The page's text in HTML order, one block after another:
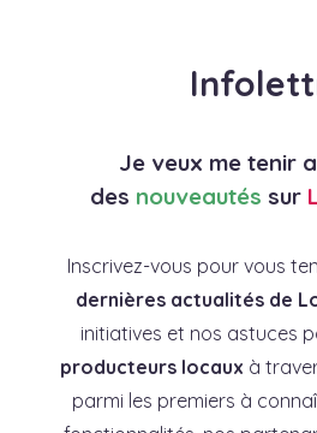
Je veux me tenir
des nouveautés sur
Inscrivez-vous pour vous
dernières actualités de
initiatives et nos astuces
producteurs locaux à
parmi les premiers à